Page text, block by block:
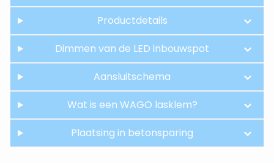
Productdetails
Dimmen van de LED inbouwspot
Aansluitschema
Wat is een WAGO lasklem?
Plaatsing in betonsparing